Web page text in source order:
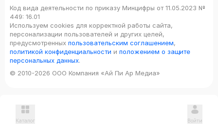
Код вида деятельности по приказу Минцифры от 11.05.2023 №
449: 16.01
Используем cookies для корректной работы сайта,
персонализации пользователей и других целей,
предусмотренных пользовательским соглашением,
политикой конфиденциальности и положением о защите
персональных данных.
© 2010-2026 ООО Компания «Ай Пи Ар Медиа»
Каталог Войти